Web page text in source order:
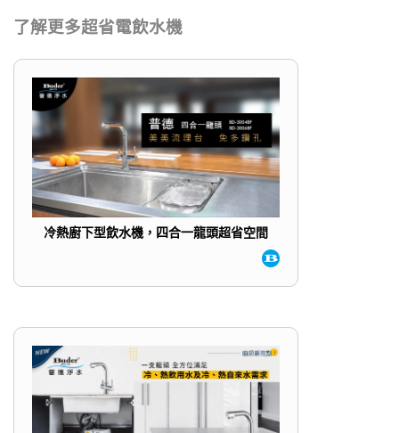
了解更多超省電飲水機
冷熱廚下型飲水機，四合一龍頭超省空間